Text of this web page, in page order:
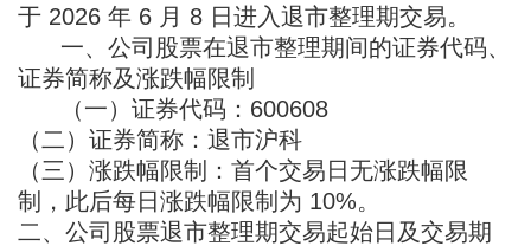
于 2026 年 6 月 8 日进入退市整理期交易。
一、公司股票在退市整理期间的证券代码、
证券简称及涨跌幅限制
（一）证券代码：600608
（二）证券简称：退市沪科
（三）涨跌幅限制：首个交易日无涨跌幅限
制，此后每日涨跌幅限制为 10%。
二、公司股票退市整理期交易起始日及交易期